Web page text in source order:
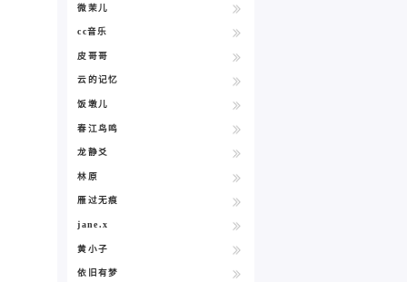
微茉儿
cc音乐
皮哥哥
云的记忆
饭墩儿
春江鸟鸣
龙静爻
林原
雁过无痕
jane.x
黄小子
依旧有梦